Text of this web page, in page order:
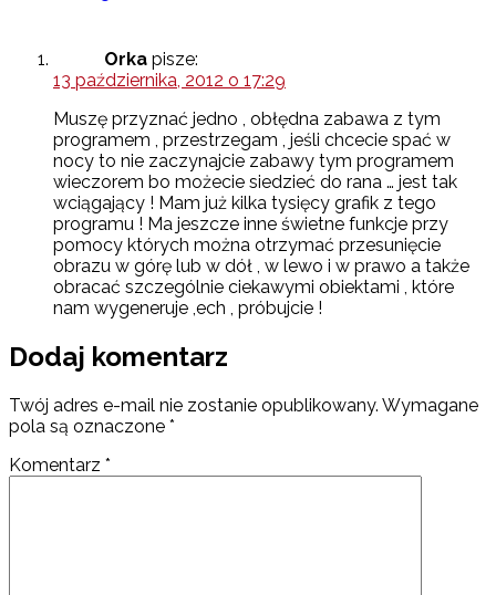
Orka pisze:
13 października, 2012 o 17:29
Muszę przyznać jedno , obłędna zabawa z tym
programem , przestrzegam , jeśli chcecie spać w
nocy to nie zaczynajcie zabawy tym programem
wieczorem bo możecie siedzieć do rana … jest tak
wciągający ! Mam już kilka tysięcy grafik z tego
programu ! Ma jeszcze inne świetne funkcje przy
pomocy których można otrzymać przesunięcie
obrazu w górę lub w dół , w lewo i w prawo a także
obracać szczególnie ciekawymi obiektami , które
nam wygeneruje ,ech , próbujcie !
Dodaj komentarz
Twój adres e-mail nie zostanie opublikowany. Wymagane
pola są oznaczone *
Komentarz *